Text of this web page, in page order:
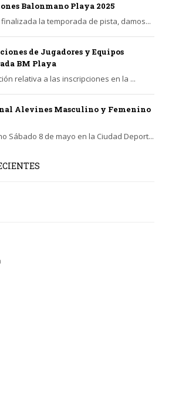
Balonmano Playa 2025
la temporada de pista, damos...
de Jugadores y Equipos
BM Playa
relativa a las inscripciones en la ...
Alevines Masculino y Femenino
Sábado 8 de mayo en la Ciudad Deport...